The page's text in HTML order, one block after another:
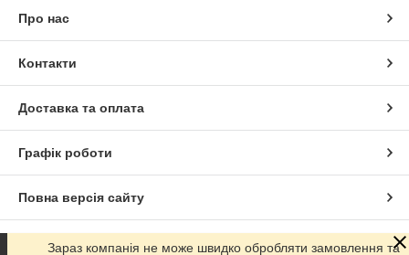
Про нас
Контакти
Доставка та оплата
Графік роботи
Повна версія сайту
Сайт створено на маркетплейсі Prom.ua
Зараз компанія не може швидко обробляти замовлення та